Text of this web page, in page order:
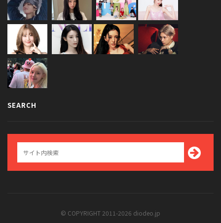
SEARCH
© COPYRIGHT 2011-2026 diodeo.jp